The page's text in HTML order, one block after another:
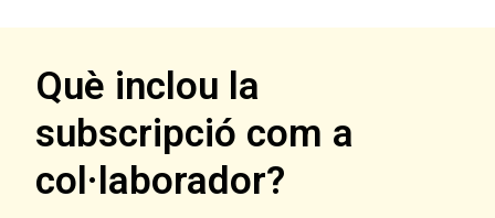
Què inclou la
subscripció com a
col·laborador?